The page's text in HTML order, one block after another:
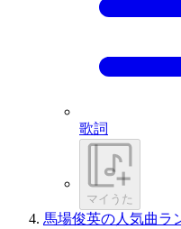
歌詞
マイうた
馬場俊英の人気曲ラ